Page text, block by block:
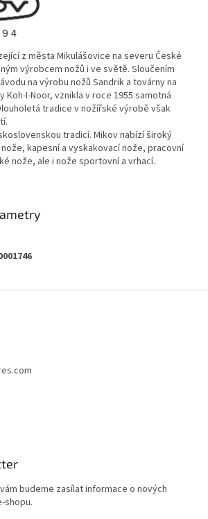
z města Mikulášovice na severu České
výrobcem nožů i ve světě. Sloučením
na výrobu nožů Sandrik a továrny na
I-Noor, vznikla v roce 1955 samotná
tradice v nožířské výrobě však
tradicí. Mikov nabízí široký
kapesní a vyskakovací nože, pracovní
nože, ale i nože sportovní a vrhací.
budeme zasílat informace o nových
shopu.